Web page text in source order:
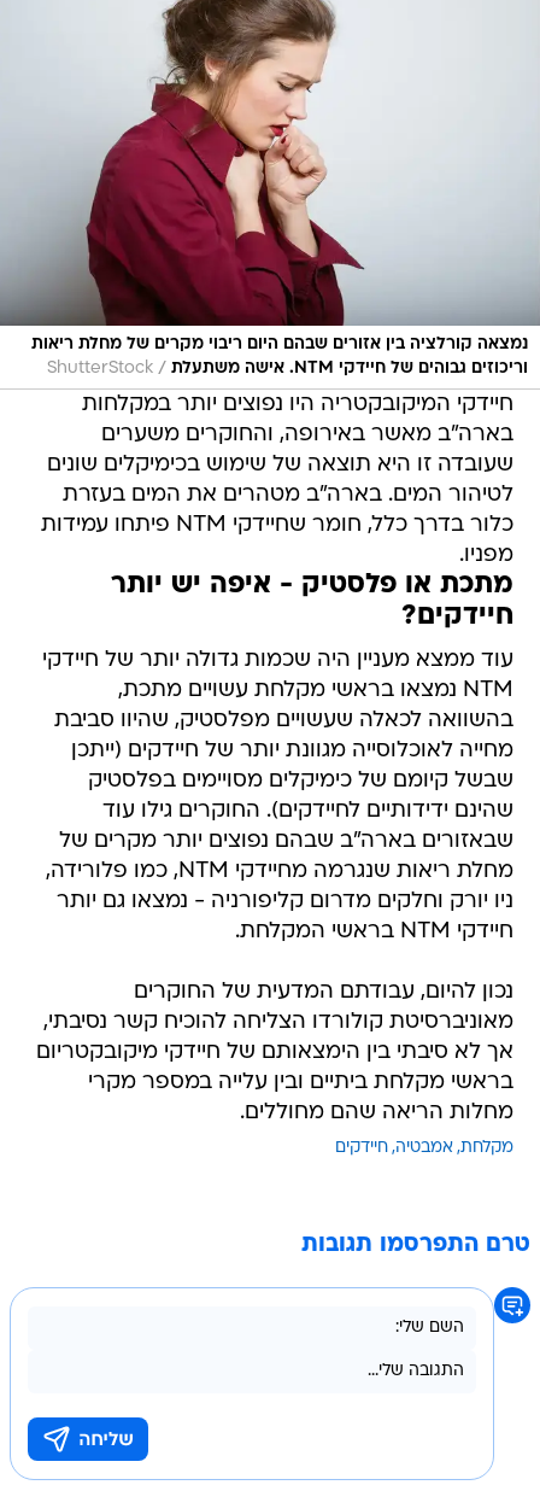
נמצאה קורלציה בין אזורים שבהם היום ריבוי מקרים של מחלת ריאות
וריכוזים גבוהים של חיידקי NTM. אישה משתעלת
/
ShutterStock
חיידקי המיקובקטריה היו נפוצים יותר במקלחות
בארה"ב מאשר באירופה, והחוקרים משערים
שעובדה זו היא תוצאה של שימוש בכימיקלים שונים
לטיהור המים. בארה"ב מטהרים את המים בעזרת
כלור בדרך כלל, חומר שחיידקי NTM פיתחו עמידות
מפניו.
מתכת או פלסטיק - איפה יש יותר
חיידקים?
עוד ממצא מעניין היה שכמות גדולה יותר של חיידקי
NTM נמצאו בראשי מקלחת עשויים מתכת,
בהשוואה לכאלה שעשויים מפלסטיק, שהיוו סביבת
מחייה לאוכלוסייה מגוונת יותר של חיידקים (ייתכן
שבשל קיומם של כימיקלים מסויימים בפלסטיק
שהינם ידידותיים לחיידקים). החוקרים גילו עוד
שבאזורים בארה"ב שבהם נפוצים יותר מקרים של
מחלת ריאות שנגרמה מחיידקי NTM, כמו פלורידה,
ניו יורק וחלקים מדרום קליפורניה - נמצאו גם יותר
חיידקי NTM בראשי המקלחת.
נכון להיום, עבודתם המדעית של החוקרים
מאוניברסיטת קולורדו הצליחה להוכיח קשר נסיבתי,
אך לא סיבתי בין הימצאותם של חיידקי מיקובקטריום
בראשי מקלחת ביתיים ובין עלייה במספר מקרי
מחלות הריאה שהם מחוללים.
מקלחת אמבטיה חיידקים
טרם התפרסמו תגובות